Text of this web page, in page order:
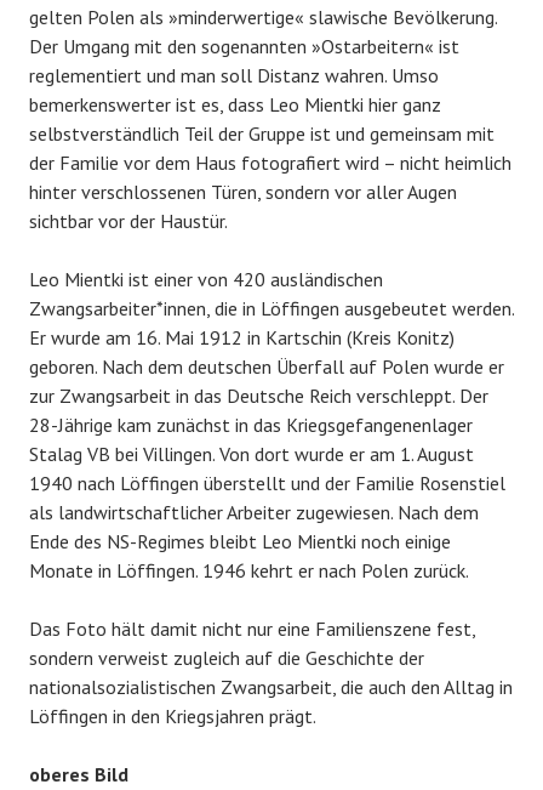
gelten Polen als »minderwertige« slawische Bevölkerung.
Der Umgang mit den sogenannten »Ostarbeitern« ist
reglementiert und man soll Distanz wahren. Umso
bemerkenswerter ist es, dass Leo Mientki hier ganz
selbstverständlich Teil der Gruppe ist und gemeinsam mit
der Familie vor dem Haus fotografiert wird – nicht heimlich
hinter verschlossenen Türen, sondern vor aller Augen
sichtbar vor der Haustür.
Leo Mientki ist einer von 420 ausländischen
Zwangsarbeiter*innen, die in Löffingen ausgebeutet werden.
Er wurde am 16. Mai 1912 in Kartschin (Kreis Konitz)
geboren. Nach dem deutschen Überfall auf Polen wurde er
zur Zwangsarbeit in das Deutsche Reich verschleppt. Der
28-Jährige kam zunächst in das Kriegsgefangenenlager
Stalag VB bei Villingen. Von dort wurde er am 1. August
1940 nach Löffingen überstellt und der Familie Rosenstiel
als landwirtschaftlicher Arbeiter zugewiesen. Nach dem
Ende des NS-Regimes bleibt Leo Mientki noch einige
Monate in Löffingen. 1946 kehrt er nach Polen zurück.
Das Foto hält damit nicht nur eine Familienszene fest,
sondern verweist zugleich auf die Geschichte der
nationalsozialistischen Zwangsarbeit, die auch den Alltag in
Löffingen in den Kriegsjahren prägt.
oberes Bild